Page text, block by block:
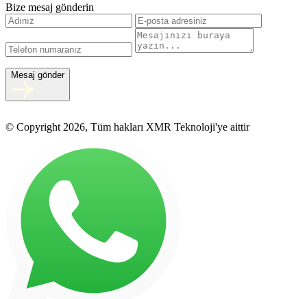
Bize mesaj gönderin
Mesaj gönder
© Copyright 2026, Tüm hakları XMR Teknoloji'ye aittir